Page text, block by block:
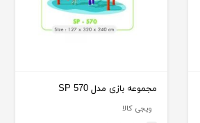
مجموعه بازی مدل SP 570
ویجی کالا